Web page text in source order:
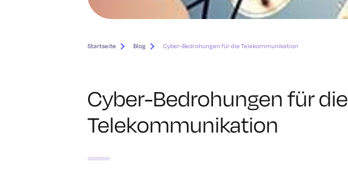
Startseite Blog Cyber-Bedrohungen für die Telekommunikation
Cyber-Bedrohungen für die
Telekommunikation